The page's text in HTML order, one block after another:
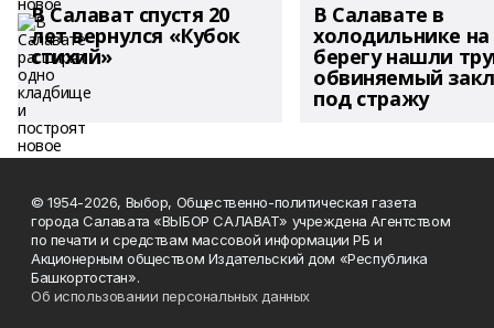
В Салават спустя 20
лет вернулся «Кубок
стихий»
В Салавате в
холодильнике на
берегу нашли
обвиняемый
под стражу
© 1954-2026, Выбор, Общественно-политическая газета
города Салавата «ВЫБОР САЛАВАТ» учреждена Агентством
по печати и средствам массовой информации РБ и
Акционерным обществом Издательский дом «Республика
Башкортостан».
Об использовании персональных данных